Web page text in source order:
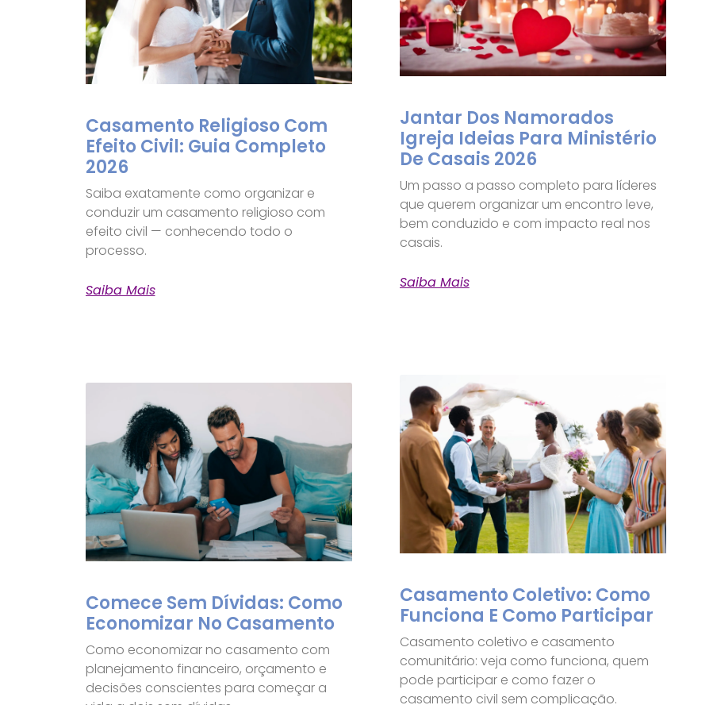
Casamento Religioso Com
Efeito Civil: Guia Completo
2026
Saiba exatamente como organizar e
conduzir um casamento religioso com
efeito civil — conhecendo todo o
processo.
Saiba Mais
Jantar Dos Namorados
Igreja Ideias Para Ministério
De Casais 2026
Um passo a passo completo para líderes
que querem organizar um encontro leve,
bem conduzido e com impacto real nos
casais.
Saiba Mais
Comece Sem Dívidas: Como
Economizar No Casamento
Como economizar no casamento com
planejamento financeiro, orçamento e
decisões conscientes para começar a
Casamento Coletivo: Como
Funciona E Como Participar
Casamento coletivo e casamento
comunitário: veja como funciona, quem
pode participar e como fazer o
casamento civil sem complicação.